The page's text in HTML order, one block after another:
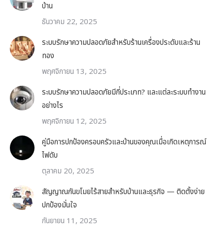
บ้าน
ธันวาคม 22, 2025
ระบบรักษาความปลอดภัยสำหรับร้านเครื่องประดับและร้าน
ทอง
พฤศจิกายน 13, 2025
ระบบรักษาความปลอดภัยมีกี่ประเภท? และแต่ละระบบทำงาน
อย่างไร
พฤศจิกายน 12, 2025
คู่มือการปกป้องครอบครัวและบ้านของคุณเมื่อเกิดเหตุการณ์
ไฟดับ
ตุลาคม 20, 2025
สัญญาณกันขโมยไร้สายสำหรับบ้านและธุรกิจ — ติดตั้งง่าย
ปกป้องมั่นใจ
กันยายน 11, 2025